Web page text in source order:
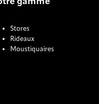
Stores
Rideaux
Moustiquaires